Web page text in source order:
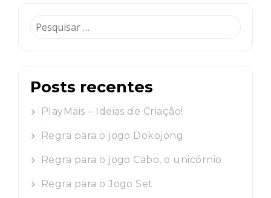
Pesquisar
Posts recentes
PlayMais – Ideias de Criação!
Regra para o jogo Dokojong
Regra para o jogo Cabo, o unicórnio
Regra para o Jogo Set